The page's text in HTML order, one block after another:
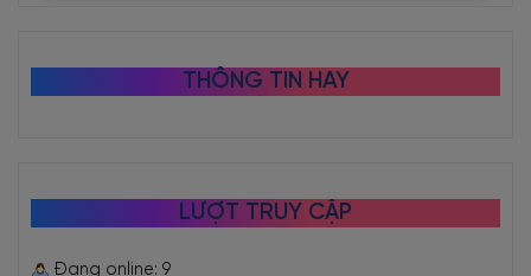
THÔNG TIN HAY
LƯỢT TRUY CẬP
Đang online: 9